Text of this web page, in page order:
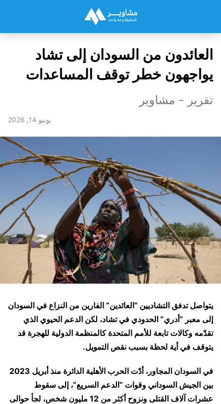
العائدون من السودان إلى تشاد
يواجهون خطر توقف المساعدات
تقرير - مشاوير
يونيو 14, 2026
يتواصل تدفق التشاديين “العائدين” الفارين من النزاع في السودان
إلى معبر “أدري” الحدودي في تشاد، لكن الدعم الحيوي الذي
تقدّمه وكالات تابعة للأمم المتحدة كالمنظمة الدولية للهجرة قد
يتوقف في أية لحظة بسبب نقص التمويل.
في السودان المجاور، أدّت الحرب الأهلية الدائرة منذ أبريل 2023
بين الجيش السوداني وقوات “الدعم السريع”، إلى سقوط
عشرات آلاف القتلى ونزوح أكثر من 12 مليون شخص، لجأ حوالى